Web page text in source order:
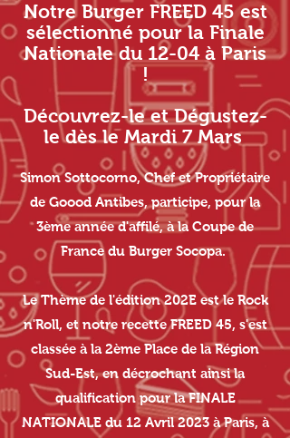
Notre Burger FREED 45 est
sélectionné pour la Finale
Nationale du 12-04 à Paris
!
Découvrez-le et Dégustez-
le dès le Mardi 7 Mars
Simon Sottocorno, Chef et Propriétaire
de Goood Antibes, participe, pour la
3ème année d'affilé, à la Coupe de
France du Burger Socopa.
Le Thème de l'édition 202E est le Rock
n'Roll, et notre recette FREED 45, s'est
classée à la 2ème Place de la Région
Sud-Est, en décrochant ainsi la
qualification pour la FINALE
NATIONALE du 12 Avril 2023 à Paris, à